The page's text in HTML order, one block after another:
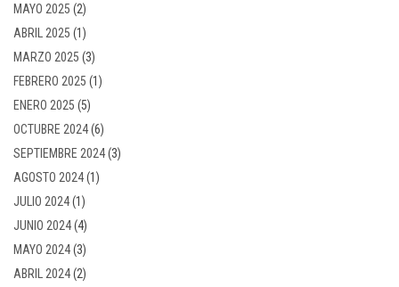
MAYO 2025 (2)
ABRIL 2025 (1)
MARZO 2025 (3)
FEBRERO 2025 (1)
ENERO 2025 (5)
OCTUBRE 2024(6)
SEPTIEMBRE 2024(3)
AGOSTO 2024(1)
JULIO 2024(1)
JUNIO 2024(4)
MAYO 2024(3)
ABRIL 2024(2)